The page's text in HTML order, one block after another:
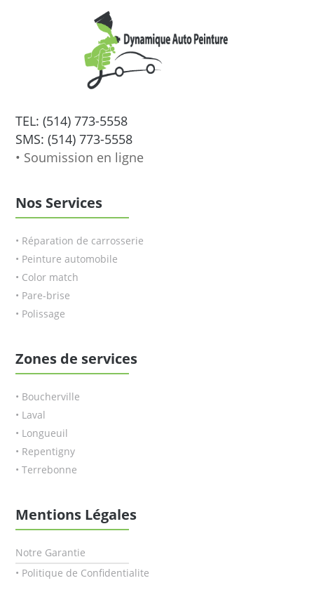
TEL: (514) 773-5558
SMS: (514) 773-5558
• Soumission en ligne
Nos Services
• Réparation de carrosserie
• Peinture automobile
• Color match
• Pare-brise
• Polissage
Zones de services
• Boucherville
• Laval
• Longueuil
• Repentigny
• Terrebonne
Mentions Légales
Notre Garantie
• Politique de Confidentialite